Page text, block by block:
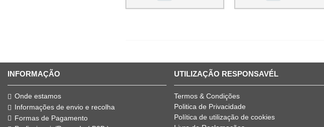
INFORMAÇÃO
Onde estamos
Informações de envio e recolha
Formas de Pagamento
UTILIZAÇÃO RESPONSAVÉL
Termos & Condições
Politica de Privacidade
Política de utilização de cookies